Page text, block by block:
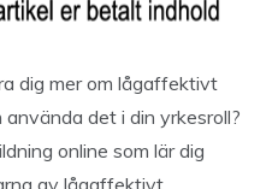
dig mer om lågaffektivt
det i din yrkesroll?
online som lär dig
av lågaffektivt